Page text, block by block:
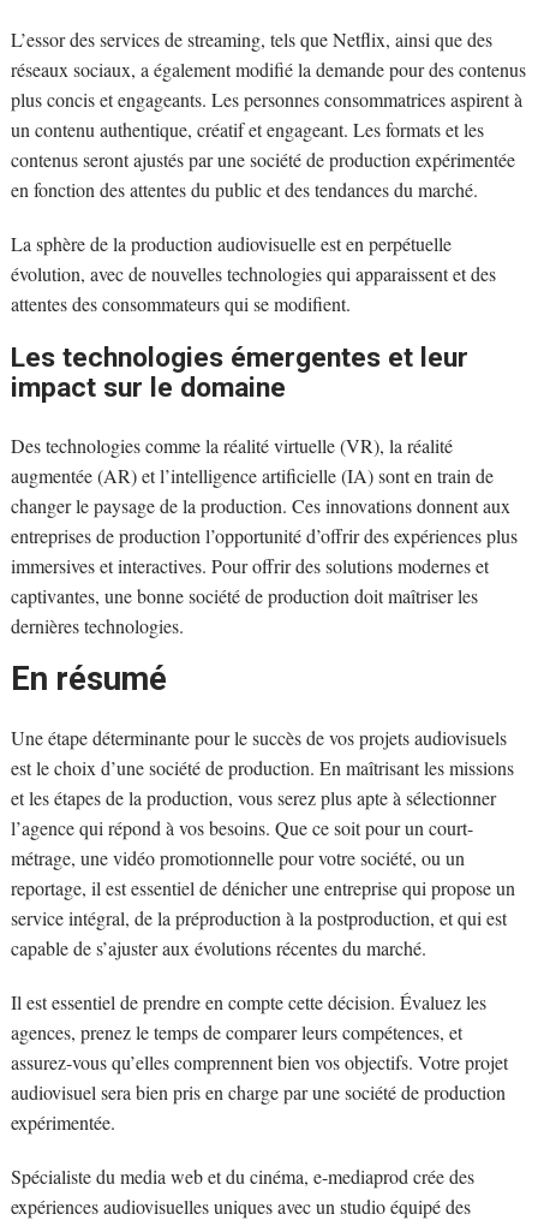
L’essor des services de streaming, tels que Netflix, ainsi que des
réseaux sociaux, a également modifié la demande pour des contenus
plus concis et engageants. Les personnes consommatrices aspirent à
un contenu authentique, créatif et engageant. Les formats et les
contenus seront ajustés par une société de production expérimentée
en fonction des attentes du public et des tendances du marché.
La sphère de la production audiovisuelle est en perpétuelle
évolution, avec de nouvelles technologies qui apparaissent et des
attentes des consommateurs qui se modifient.
Les technologies émergentes et leur
impact sur le domaine
Des technologies comme la réalité virtuelle (VR), la réalité
augmentée (AR) et l’intelligence artificielle (IA) sont en train de
changer le paysage de la production. Ces innovations donnent aux
entreprises de production l’opportunité d’offrir des expériences plus
immersives et interactives. Pour offrir des solutions modernes et
captivantes, une bonne société de production doit maîtriser les
dernières technologies.
En résumé
Une étape déterminante pour le succès de vos projets audiovisuels
est le choix d’une société de production. En maîtrisant les missions
et les étapes de la production, vous serez plus apte à sélectionner
l’agence qui répond à vos besoins. Que ce soit pour un court-
métrage, une vidéo promotionnelle pour votre société, ou un
reportage, il est essentiel de dénicher une entreprise qui propose un
service intégral, de la préproduction à la postproduction, et qui est
capable de s’ajuster aux évolutions récentes du marché.
Il est essentiel de prendre en compte cette décision. Évaluez les
agences, prenez le temps de comparer leurs compétences, et
assurez-vous qu’elles comprennent bien vos objectifs. Votre projet
audiovisuel sera bien pris en charge par une société de production
expérimentée.
Spécialiste du media web et du cinéma, e-mediaprod crée des
expériences audiovisuelles uniques avec un studio équipé des